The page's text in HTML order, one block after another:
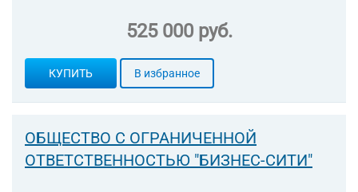
525 000 руб.
КУПИТЬ В избранное
ОБЩЕСТВО С ОГРАНИЧЕННОЙ
ОТВЕТСТВЕННОСТЬЮ "БИЗНЕС-СИТИ"